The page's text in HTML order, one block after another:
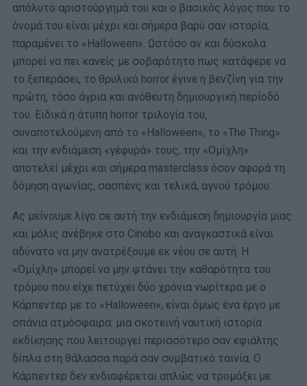
απόλυτο αριστούργημά του και ο βασικός λόγος που το
όνομά του είναι μέχρι και σήμερα βαρύ σαν ιστορία,
παραμένει το «Halloween». Ωστόσο αν και δύσκολα
μπορεί να πει κανείς με σοβαρότητα πως κατάφερε να
το ξεπεράσει, το θρυλικό horror έγινε η βενζίνη για την
πρώτη, τόσο άγρια και ανόθευτη δημιουργική περίοδό
του. Ειδικά η άτυπη horror τριλογία του,
συναποτελούμενη από το «Halloween», το «Τhe Thing»
και την ενδιάμεση «γέφυρά» τους, την «Ομίχλη»
αποτελεί μέχρι και σήμερα masterclass όσον αφορά τη
δόμηση αγωνίας, σασπένς και τελικά, αγνού τρόμου.
Ας μείνουμε λίγο σε αυτή την ενδιάμεση δημιουργία μιας
και μόλις ανέβηκε στο Cinobo και αναγκαστικά είναι
αδύνατο να μην ανατρέξουμε εκ νέου σε αυτή. Η
«Ομίχλη» μπορεί να μην φτάνει την καθαρότητα του
τρόμου που είχε πετύχει δύο χρόνια νωρίτερα με ο
Κάρπεντερ με το «Halloween», είναι όμως ένα έργο με
σπάνια ατμόσφαιρα: μια σκοτεινή ναυτική ιστορία
εκδίκησης που λειτουργεί περισσότερο σαν εφιάλτης
δίπλα στη θάλασσα παρά σαν συμβατικό ταινία. Ο
Κάρπεντερ δεν ενδιαφέρεται απλώς να τρομάξει με